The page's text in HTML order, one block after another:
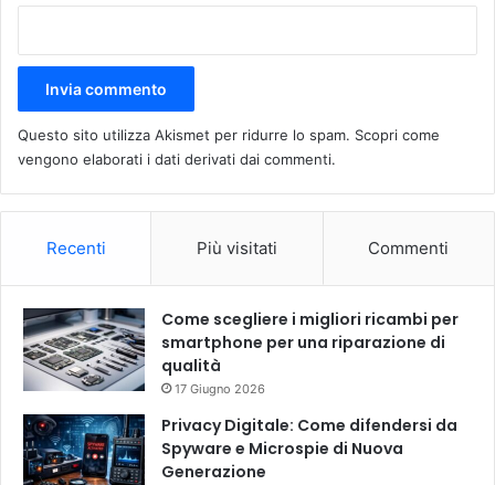
Questo sito utilizza Akismet per ridurre lo spam. Scopri come
vengono elaborati i dati derivati dai commenti.
Recenti Più visitati Commenti
Come scegliere i migliori ricambi per
smartphone per una riparazione di
qualità
17 Giugno 2026
Privacy Digitale: Come difendersi da
Spyware e Microspie di Nuova
Generazione